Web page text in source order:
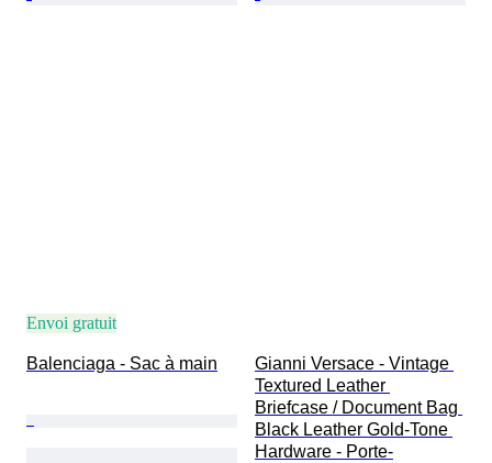
Envoi gratuit
Balenciaga - Sac à main
Gianni Versace - Vintage
Textured Leather
Briefcase / Document Bag
Black Leather Gold-Tone
Hardware - Porte-